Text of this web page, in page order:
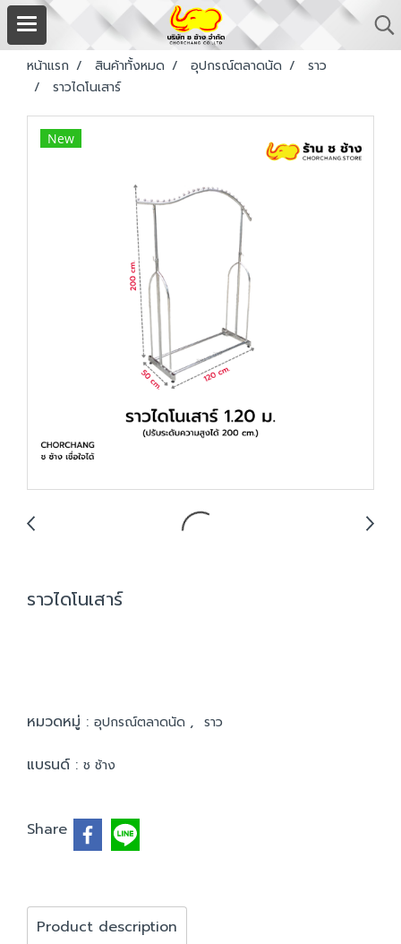
หน้าแรก สินค้าทั้งหมด อุปกรณ์ตลาดนัด
ราว
ราวไดโนเสาร์
New
ราวไดโนเสาร์
หมวดหมู่ : อุปกรณ์ตลาดนัด , ราว
แบรนด์ : ช ช้าง
Share
Product description